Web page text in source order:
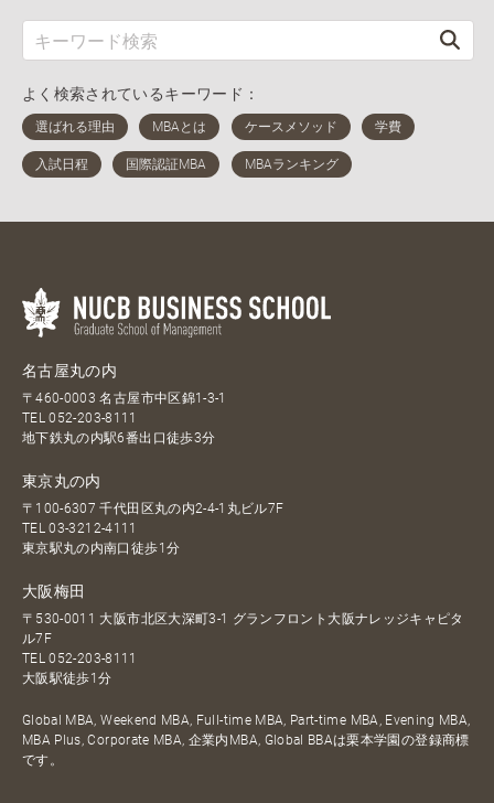
よく検索されているキーワード：
名古屋丸の内
〒460-0003 名古屋市中区錦1-3-1
TEL052-203-8111
地下鉄丸の内駅6番出口徒歩3分
東京丸の内
〒100-6307 千代田区丸の内2-4-1丸ビル7F
TEL03-3212-4111
東京駅丸の内南口徒歩1分
大阪梅田
〒530-0011 大阪市北区大深町3-1 グランフロント大阪ナレッジキャピタ
ル7F
TEL052-203-8111
大阪駅徒歩1分
Global MBA, Weekend MBA, Full-time MBA, Part-time MBA, Evening MBA,
MBA Plus, Corporate MBA, 企業内MBA, Global BBAは栗本学園の登録商標
です。